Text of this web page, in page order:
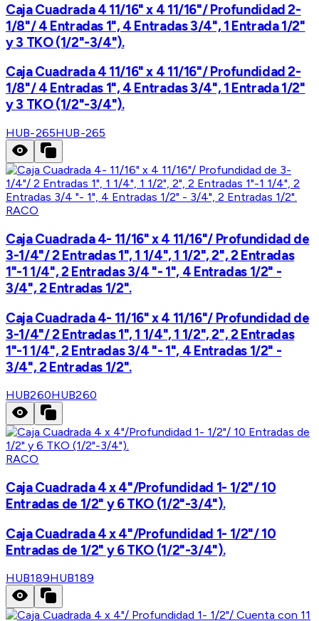
Caja Cuadrada 4 11/16" x 4 11/16"/ Profundidad 2-
1/8"/ 4 Entradas 1", 4 Entradas 3/4", 1 Entrada 1/2"
y 3 TKO (1/2"-3/4").
Caja Cuadrada 4 11/16" x 4 11/16"/ Profundidad 2-
1/8"/ 4 Entradas 1", 4 Entradas 3/4", 1 Entrada 1/2"
y 3 TKO (1/2"-3/4").
HUB-265HUB-265
RACO
Caja Cuadrada 4- 11/16" x 4 11/16"/ Profundidad de
3-1/4"/ 2 Entradas 1", 1 1/4", 1 1/2", 2", 2 Entradas
1"-1 1/4", 2 Entradas 3/4 "- 1", 4 Entradas 1/2" -
3/4", 2 Entradas 1/2".
Caja Cuadrada 4- 11/16" x 4 11/16"/ Profundidad de
3-1/4"/ 2 Entradas 1", 1 1/4", 1 1/2", 2", 2 Entradas
1"-1 1/4", 2 Entradas 3/4 "- 1", 4 Entradas 1/2" -
3/4", 2 Entradas 1/2".
HUB260HUB260
RACO
Caja Cuadrada 4 x 4"/Profundidad 1- 1/2"/ 10
Entradas de 1/2" y 6 TKO (1/2"-3/4").
Caja Cuadrada 4 x 4"/Profundidad 1- 1/2"/ 10
Entradas de 1/2" y 6 TKO (1/2"-3/4").
HUB189HUB189